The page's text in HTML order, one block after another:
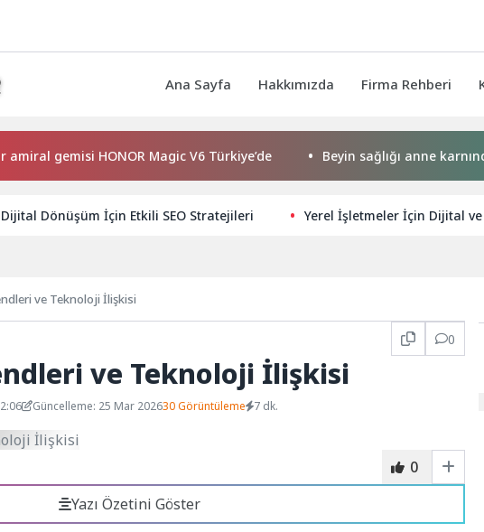
Ana Sayfa Hakkımızda Firma Rehberi
HONOR Magic V6 Türkiye’de Beyin sağlığı anne karnında
Dijital Dönüşüm İçin Etkili SEO Stratejileri Yerel İşletmeler İçin Dijital
ve Teknoloji İlişkisi
0
ve Teknoloji İlişkisi
Güncelleme: 25 Mar 202630 Görüntüleme 7 dk.
0
Yazı Özetini Göster